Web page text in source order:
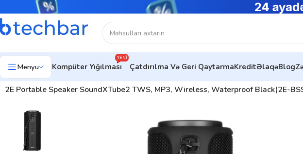
Menyu Kompüter Yığılması
YENI
Çatdırılma Və Geri QaytarmaKreditƏlaqəBlog
Ev Audio texnika
2E Portable Speaker SoundXTube2 TWS, MP3, Wireless, Waterproof Black(2E-